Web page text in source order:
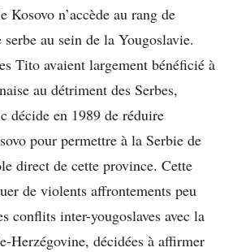
Kosovo n’accède au rang de
au sein de la Yougoslavie.
Tito avaient largement bénéficié à
au détriment des Serbes,
décide en 1989 de réduire
pour permettre à la Serbie de
direct de cette province. Cette
de violents affrontements peu
conflits inter-yougoslaves avec la
Herzégovine, décidées à affirmer